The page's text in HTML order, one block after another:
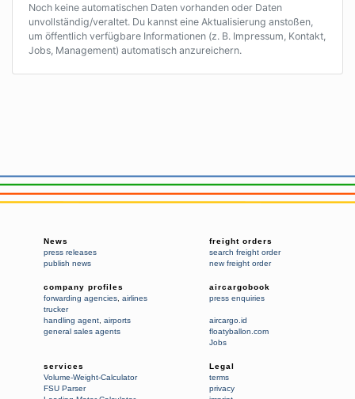
Noch keine automatischen Daten vorhanden oder Daten
unvollständig/veraltet. Du kannst eine Aktualisierung anstoßen,
um öffentlich verfügbare Informationen (z. B. Impressum, Kontakt,
Jobs, Management) automatisch anzureichern.
News
press releases
publish news
freight orders
search freight order
new freight order
company profiles
forwarding agencies airlines
trucker
handling agent airports
general sales agents
aircargobook
press enquiries
aircargo.id
floatyballon.com
Jobs
services
Volume-Weight-Calculator
FSU Parser
Legal
terms
privacy